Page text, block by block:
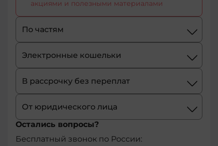
+1-
684
+43
+61
акциями и полезными материалами
По частям
Электронные кошельки
В рассрочку без переплат
От юридического лица
Остались вопросы?
Бесплатный звонок по России: